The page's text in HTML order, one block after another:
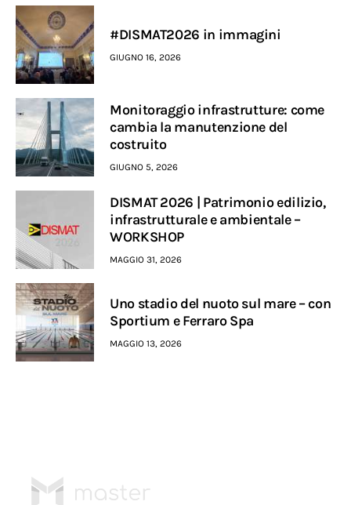
#DISMAT2026 in immagini
GIUGNO 16, 2026
Monitoraggio infrastrutture: come
cambia la manutenzione del
costruito
GIUGNO 5, 2026
DISMAT 2026 | Patrimonio edilizio,
infrastrutturale e ambientale –
WORKSHOP
MAGGIO 31, 2026
Uno stadio del nuoto sul mare – con
Sportium e Ferraro Spa
MAGGIO 13, 2026